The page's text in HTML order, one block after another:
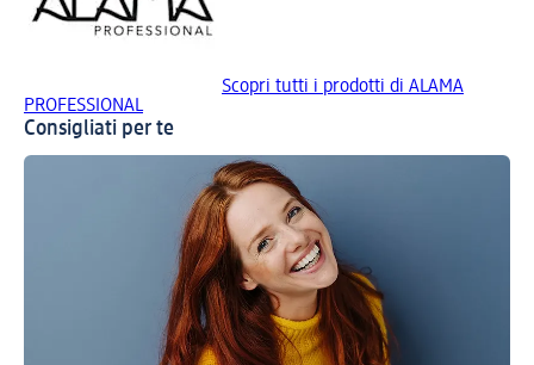
Scopri tutti i prodotti di ALAMA
PROFESSIONAL
Consigliati per te